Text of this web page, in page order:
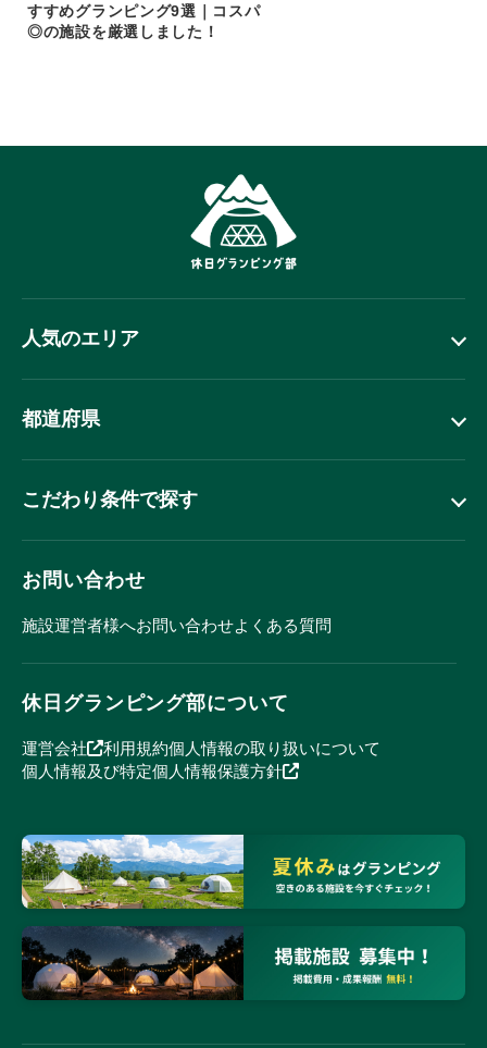
すすめグランピング9選｜コスパ
◎の施設を厳選しました！
人気のエリア
都道府県
こだわり条件で探す
お問い合わせ
施設運営者様へお問い合わせよくある質問
休日グランピング部について
運営会社 利用規約個人情報の取り扱いについて
個人情報及び特定個人情報保護方針